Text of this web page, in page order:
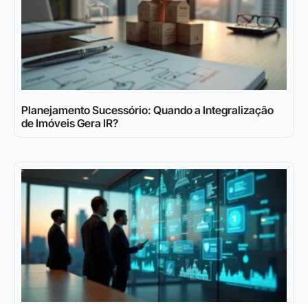
Planejamento Sucessório: Quando a Integralização
de Imóveis Gera IR?